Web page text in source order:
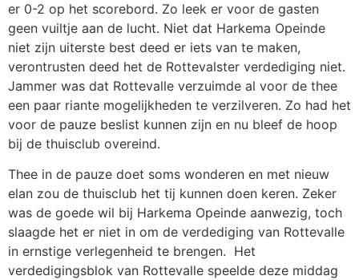
er 0-2 op het scorebord. Zo leek er voor de gasten
geen vuiltje aan de lucht. Niet dat Harkema Opeinde
niet zijn uiterste best deed er iets van te maken,
verontrusten deed het de Rottevalster verdediging niet.
Jammer was dat Rottevalle verzuimde al voor de thee
een paar riante mogelijkheden te verzilveren. Zo had het
voor de pauze beslist kunnen zijn en nu bleef de hoop
bij de thuisclub overeind.
Thee in de pauze doet soms wonderen en met nieuw
elan zou de thuisclub het tij kunnen doen keren. Zeker
was de goede wil bij Harkema Opeinde aanwezig, toch
slaagde het er niet in om de verdediging van Rottevalle
in ernstige verlegenheid te brengen. Het
verdedigingsblok van Rottevalle speelde deze middag